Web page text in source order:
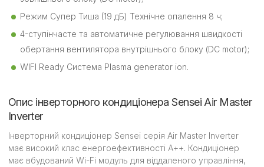
Режим Супер Тиша (19 дБ) Технічне опалення 8 ч;
4-ступінчасте та автоматичне регулювання швидкості
обертання вентилятора внутрішнього блоку (DC motor);
WIFI Ready Система Plasma generator ion.
Опис інверторного кондиціонера Sensei Air Master
Inverter
Інверторний кондиціонер Sensei серія Air Master Inverter
має високий клас енергоефективності А++. Кондиціонер
має вбудований Wi-Fi модуль для віддаленого управління,